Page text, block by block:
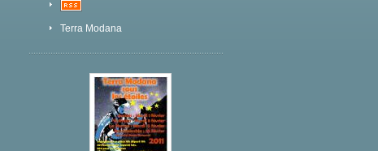
Terra Modana